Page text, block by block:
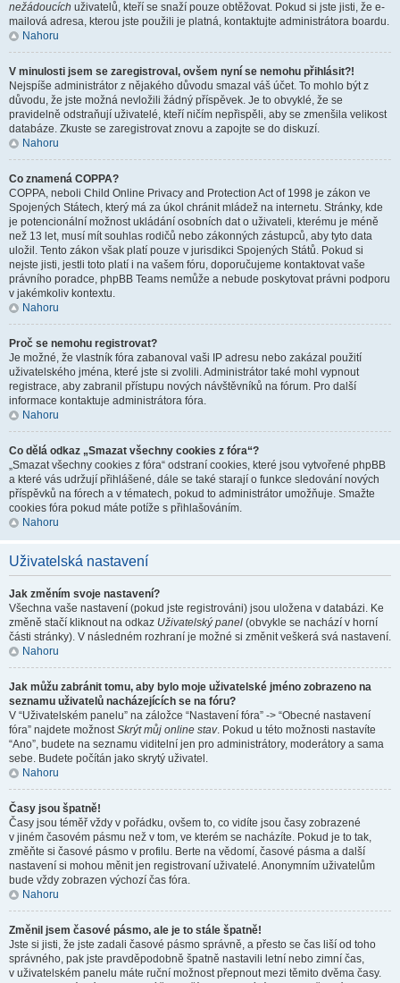
nežádoucích uživatelů, kteří se snaží pouze obtěžovat. Pokud si jste jisti, že e-
mailová adresa, kterou jste použili je platná, kontaktujte administrátora boardu.
Nahoru
V minulosti jsem se zaregistroval, ovšem nyní se nemohu přihlásit?!
Nejspíše administrátor z nějakého důvodu smazal váš účet. To mohlo být z
důvodu, že jste možná nevložili žádný příspěvek. Je to obvyklé, že se
pravidelně odstraňují uživatelé, kteří ničím nepřispěli, aby se zmenšila velikost
databáze. Zkuste se zaregistrovat znovu a zapojte se do diskuzí.
Nahoru
Co znamená COPPA?
COPPA, neboli Child Online Privacy and Protection Act of 1998 je zákon ve
Spojených Státech, který má za úkol chránit mládež na internetu. Stránky, kde
je potencionální možnost ukládání osobních dat o uživateli, kterému je méně
než 13 let, musí mít souhlas rodičů nebo zákonných zástupců, aby tyto data
uložil. Tento zákon však platí pouze v jurisdikci Spojených Států. Pokud si
nejste jisti, jestli toto platí i na vašem fóru, doporučujeme kontaktovat vaše
právního poradce, phpBB Teams nemůže a nebude poskytovat právni podporu
v jakémkoliv kontextu.
Nahoru
Proč se nemohu registrovat?
Je možné, že vlastník fóra zabanoval vaši IP adresu nebo zakázal použití
uživatelského jména, které jste si zvolili. Administrátor také mohl vypnout
registrace, aby zabranil přístupu nových návštěvníků na fórum. Pro další
informace kontaktuje administrátora fóra.
Nahoru
Co dělá odkaz „Smazat všechny cookies z fóra“?
„Smazat všechny cookies z fóra“ odstraní cookies, které jsou vytvořené phpBB
a které vás udržují přihlášené, dále se také starají o funkce sledování nových
příspěvků na fórech a v tématech, pokud to administrátor umožňuje. Smažte
cookies fóra pokud máte potíže s přihlašováním.
Nahoru
Uživatelská nastavení
Jak změním svoje nastavení?
Všechna vaše nastavení (pokud jste registrováni) jsou uložena v databázi. Ke
změně stačí kliknout na odkaz Uživatelský panel (obvykle se nachází v horní
části stránky). V následném rozhraní je možné si změnit veškerá svá nastavení.
Nahoru
Jak můžu zabránit tomu, aby bylo moje uživatelské jméno zobrazeno na
seznamu uživatelů nacházejících se na fóru?
V “Uživatelském panelu” na záložce “Nastavení fóra” -> “Obecné nastavení
fóra” najdete možnostSkrýt můj online stav. Pokud u této možnosti nastavíte
“Ano”, budete na seznamu viditelní jen pro administrátory, moderátory a sama
sebe. Budete počítán jako skrytý uživatel.
Nahoru
Časy jsou špatně!
Časy jsou téměř vždy v pořádku, ovšem to, co vidíte jsou časy zobrazené
v jiném časovém pásmu než v tom, ve kterém se nacházíte. Pokud je to tak,
změňte si časové pásmo v profilu. Berte na vědomí, časové pásma a další
nastavení si mohou měnit jen registrovaní uživatelé. Anonymním uživatelům
bude vždy zobrazen výchozí čas fóra.
Nahoru
Změnil jsem časové pásmo, ale je to stále špatně!
Jste si jisti, že jste zadali časové pásmo správně, a přesto se čas liší od toho
správného, pak jste pravděpodobně špatně nastavili letní nebo zimní čas,
v uživatelském panelu máte ruční možnost přepnout mezi těmito dvěma časy.